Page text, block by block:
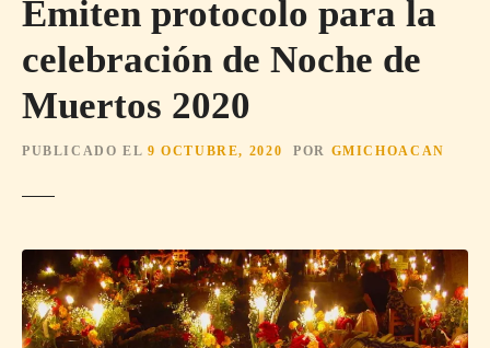
Emiten protocolo para la
celebración de Noche de
Muertos 2020
PUBLICADO EL 9 OCTUBRE, 2020 POR GMICHOACAN